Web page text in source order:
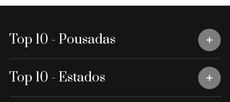
Top 10 - Pousadas
Top 10 - Estados